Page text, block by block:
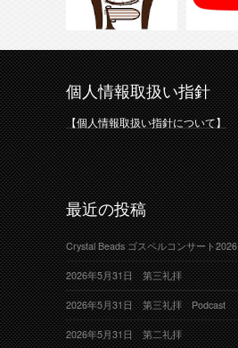
個人情報取扱い指針
【個人情報取扱い指針について】
最近の投稿
Crystal Beads ゴスペルコンサート2026
2026年5月31日 第三礼拝
2026年5月31日 第三礼拝 Podcast
2026年5月31日 第二礼拝